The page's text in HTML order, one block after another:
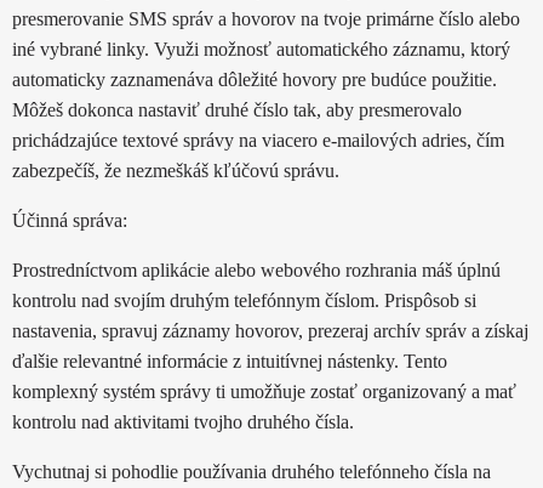
presmerovanie SMS správ a hovorov na tvoje primárne číslo alebo
iné vybrané linky. Využi možnosť automatického záznamu, ktorý
automaticky zaznamenáva dôležité hovory pre budúce použitie.
Môžeš dokonca nastaviť druhé číslo tak, aby presmerovalo
prichádzajúce textové správy na viacero e-mailových adries, čím
zabezpečíš, že nezmeškáš kľúčovú správu.
Účinná správa:
Prostredníctvom aplikácie alebo webového rozhrania máš úplnú
kontrolu nad svojím druhým telefónnym číslom. Prispôsob si
nastavenia, spravuj záznamy hovorov, prezeraj archív správ a získaj
ďalšie relevantné informácie z intuitívnej nástenky. Tento
komplexný systém správy ti umožňuje zostať organizovaný a mať
kontrolu nad aktivitami tvojho druhého čísla.
Vychutnaj si pohodlie používania druhého telefónneho čísla na